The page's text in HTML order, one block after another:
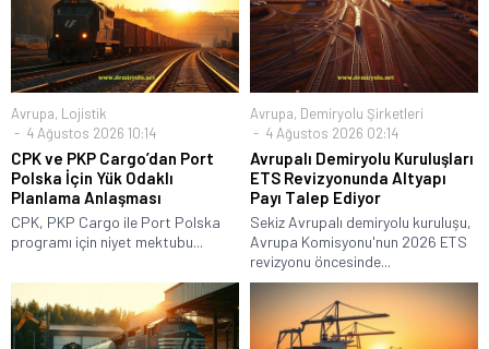
Avrupa, Lojistik
4 Ağustos 2026 10:14
CPK ve PKP Cargo’dan Port
Polska İçin Yük Odaklı
Planlama Anlaşması
CPK, PKP Cargo ile Port Polska
programı için niyet mektubu...
Avrupa, Demiryolu Şirketleri
4 Ağustos 2026 02:14
Avrupalı Demiryolu Kuruluşları
ETS Revizyonunda Altyapı
Payı Talep Ediyor
Sekiz Avrupalı demiryolu kuruluşu,
Avrupa Komisyonu'nun 2026 ETS
revizyonu öncesinde...